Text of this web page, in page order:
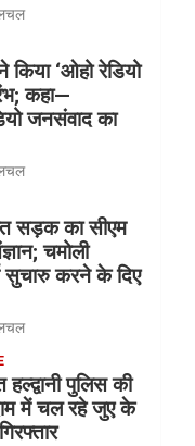
किया ‘ओहो रेडियो
कहा—
जनसंवाद का
सड़क का सीएम
चमोली
सुचारु करने के दिए
पुलिस की
में चल रहे जुए के